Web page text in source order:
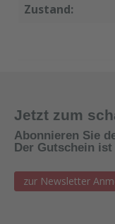
Zustand:
Jetzt zum
Abonnieren Sie
Der Gutschein
zur Newsletter